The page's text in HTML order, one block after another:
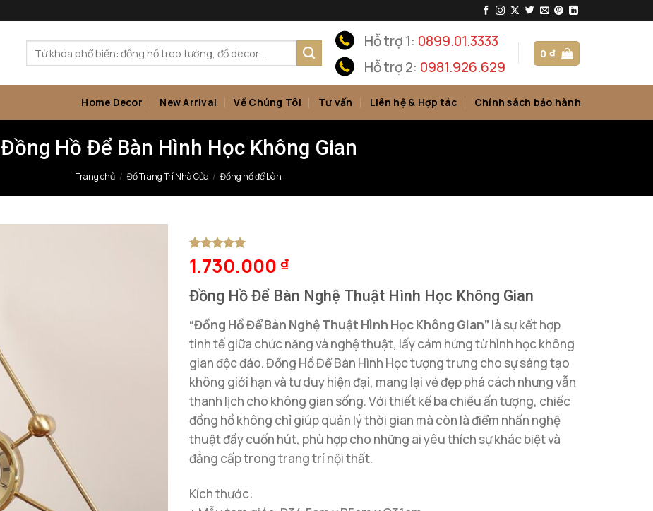
kiếm:
Hỗ trợ 1: 0899.01.3333
Hỗ trợ 2: 0981.926.629
0₫
Home Decor New Arrival Về Chúng Tôi Tư vấn Liên hệ & Hợp tác Chính sách bảo hành
Đồng Hồ Để Bàn Hình Học Không Gian
Trang chủ / Đồ Trang Trí Nhà Cửa / Đồng hồ để bàn
5trên 5
dựa trên
1
1.730.000 ₫
Đồng Hồ Để Bàn Nghệ Thuật Hình Học Không Gian
“Đồng Hồ Để Bàn Nghệ Thuật Hình Học Không Gian” là sự kết hợp
tinh tế giữa chức năng và nghệ thuật, lấy cảm hứng từ hình học không
gian độc đáo. Đồng Hồ Để Bàn Hình Học tượng trưng cho sự sáng tạo
không giới hạn và tư duy hiện đại, mang lại vẻ đẹp phá cách nhưng vẫn
thanh lịch cho không gian sống. Với thiết kế ba chiều ấn tượng, chiếc
đồng hồ không chỉ giúp quản lý thời gian mà còn là điểm nhấn nghệ
thuật đầy cuốn hút, phù hợp cho những ai yêu thích sự khác biệt và
đẳng cấp trong trang trí nội thất.
Kích thước: